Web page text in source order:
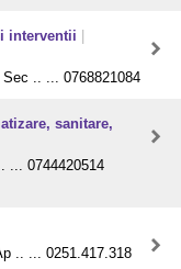
interventii
.. ... 0768821084
sanitare,
... 0744420514
.. ... 0251.417.318